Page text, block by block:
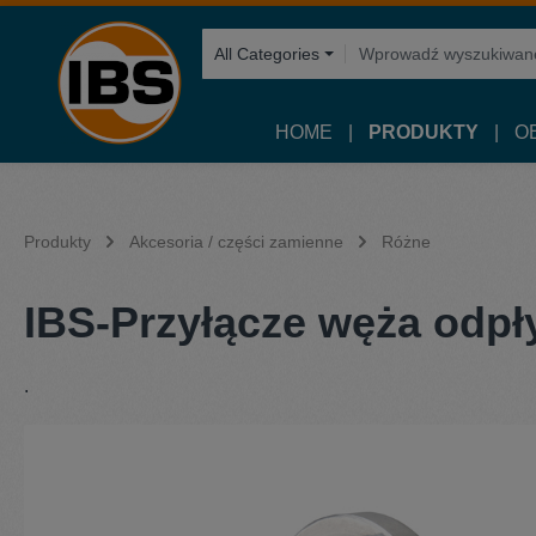
Przejdź do głównej nawigacji
All Categories
HOME PRODUKTY
Produkty Akcesoria / części zamienne Różne
IBS-Przyłącze węża
.